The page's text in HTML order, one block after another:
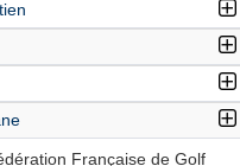
Française de Golf